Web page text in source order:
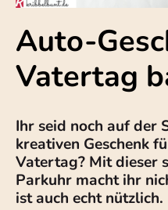
Auto-
Vatertag
Ihr seid noch auf der
kreativen Geschenk
Vatertag? Mit dieser
Parkuhr macht ihr
ist auch echt nützlich.